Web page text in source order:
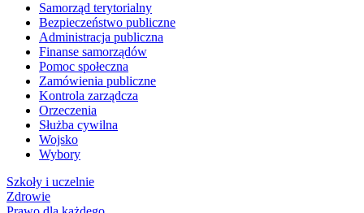
Samorząd terytorialny
Bezpieczeństwo publiczne
Administracja publiczna
Finanse samorządów
Pomoc społeczna
Zamówienia publiczne
Kontrola zarządcza
Orzeczenia
Służba cywilna
Wojsko
Wybory
Szkoły i uczelnie
Zdrowie